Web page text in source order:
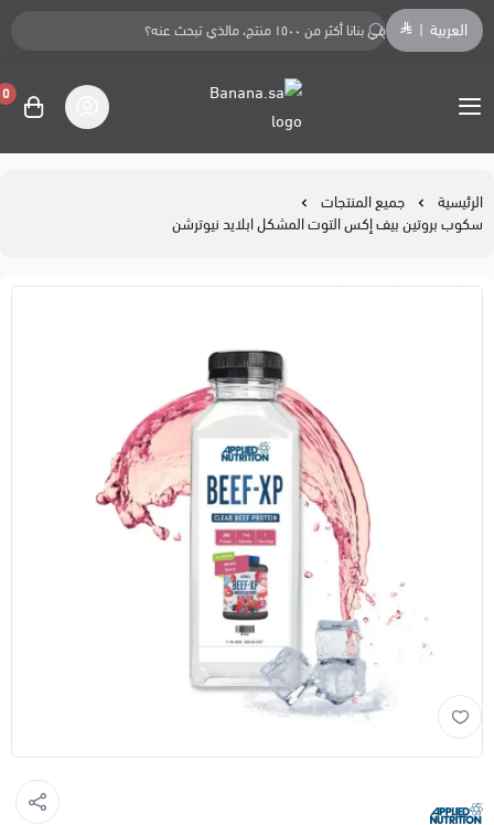
العربية
Banana.sa
0
الرئيسية
جميع المنتجات
سكوب بروتين بيف إكس التوت المشكل ابلايد نيوترشن